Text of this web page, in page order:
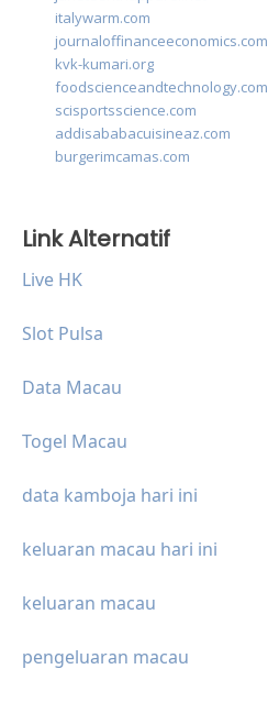
italywarm.com
journaloffinanceeconomics.com
kvk-kumari.org
foodscienceandtechnology.com
scisportsscience.com
addisababacuisineaz.com
burgerimcamas.com
Link Alternatif
Live HK
Slot Pulsa
Data Macau
Togel Macau
data kamboja hari ini
keluaran macau hari ini
keluaran macau
pengeluaran macau